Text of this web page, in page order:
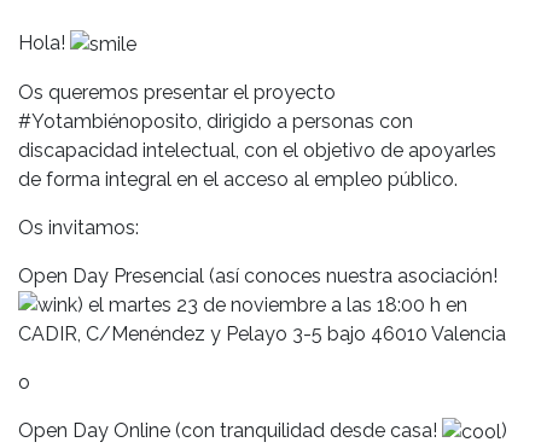
Hola!
Os queremos presentar el proyecto
#Yotambiénoposito, dirigido a personas con
discapacidad intelectual, con el objetivo de apoyarles
de forma integral en el acceso al empleo público.
Os invitamos:
Open Day Presencial (así conoces nuestra asociación!
) el martes 23 de noviembre a las 18:00 h en
CADIR, C/Menéndez y Pelayo 3-5 bajo 46010 Valencia
o
Open Day Online (con tranquilidad desde casa!
)